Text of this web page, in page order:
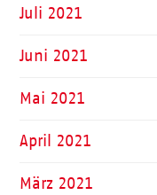
Juli 2021
Juni 2021
Mai 2021
April 2021
März 2021